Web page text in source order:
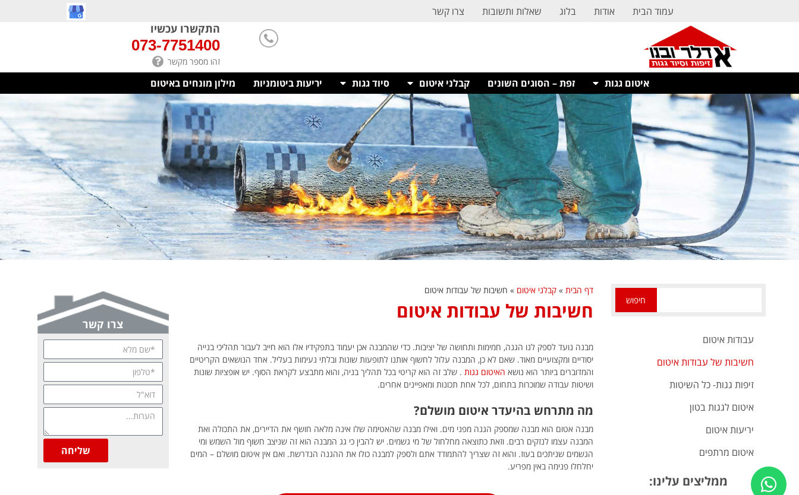
עמוד הבית אודות בלוג שאלות ותשובות צרו קשר
התקשרו עכשיו
073-7751400
זהו מספר מקשר
איטום גגות זפת – הסוגים השונים קבלני איטום סיוד גגות יריעות ביטומניות מילון מונחים באיטום
חיפוש
עבודות איטום
חשיבות של עבודות איטום
זיפות גגות- כל השיטות
איטום לגגות בטון
יריעות איטום
איטום מרתפים
ממליצים עלינו:
דף הבית »קבלני איטום » חשיבות של עבודות איטום
חשיבות של עבודות איטום
מבנה נועד לספק לנו הגנה, חמימות ותחושה של יציבות. כדי שהמבנה אכן יעמוד בתפקידיו אלו הוא חייב לעבור תהליכי בנייה
יסודיים ומקצועיים מאוד. שאם לא כן, המבנה עלול לחשוף אותנו לתופעות שונות ובלתי נעימות בעליל. אחד הנושאים הקריטיים
והמדוברים ביותר הוא נושא האיטום גגות . שלב זה הוא קריטי בכל תהליך בניה, והוא מתבצע לקראת הסוף. יש אופציות שונות
ושיטות עבודה שמוכרות בתחום, לכל אחת תכונות ומאפיינים אחרים.
מה מתרחש בהיעדר איטום מושלם?
מבנה אטום הוא מבנה שמספק הגנה מפני מים. ואילו מבנה שהאטימה שלו אינה מלאה חושף את הדיירים, את התכולה ואת
המבנה עצמו לנזקים רבים. וזאת כתוצאה מחלחול של מי גשמים. יש להבין כי גג המבנה הוא זה שניצב חשוף מול השמש ומי
הגשמים שניתכים בעוז. והוא זה שצריך להתמודד אתם ולספק למבנה כולו את ההגנה הנדרשת. ואם אין איטום מושלם – המים
יחלחלו פנימה באין מפריע.
צרו קשר
שליחה